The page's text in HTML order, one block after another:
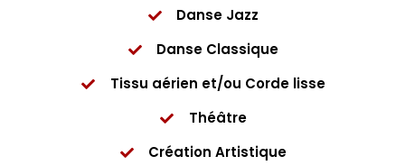
Danse Jazz
Danse Classique
Tissu aérien et/ou Corde lisse
Théâtre
Création Artistique